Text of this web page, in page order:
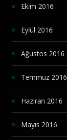
Ekim 2016
Eylül 2016
Ağustos 2016
Temmuz 2016
Haziran 2016
Mayıs 2016